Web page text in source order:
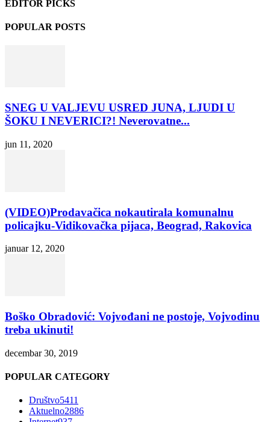
EDITOR PICKS
POPULAR POSTS
SNEG U VALJEVU USRED JUNA, LJUDI U
ŠOKU I NEVERICI?! Neverovatne...
jun 11, 2020
(VIDEO)Prodavačica nokautirala komunalnu
policajku-Vidikovačka pijaca, Beograd, Rakovica
januar 12, 2020
Boško Obradović: Vojvođani ne postoje, Vojvodinu
treba ukinuti!
decembar 30, 2019
POPULAR CATEGORY
Društvo5411
Aktuelno2886